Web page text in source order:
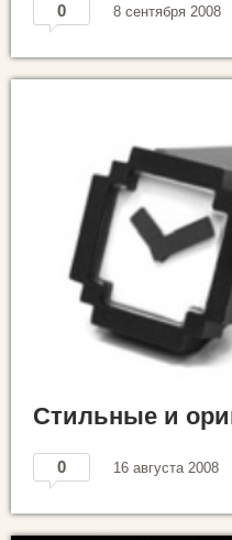
0 8 сентября 2008
Стильные и
0 16 августа 2008